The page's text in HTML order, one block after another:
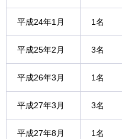
平成24年1月 1名
平成25年2月 3名
平成26年3月 1名
平成27年3月 3名
平成27年8月 1名